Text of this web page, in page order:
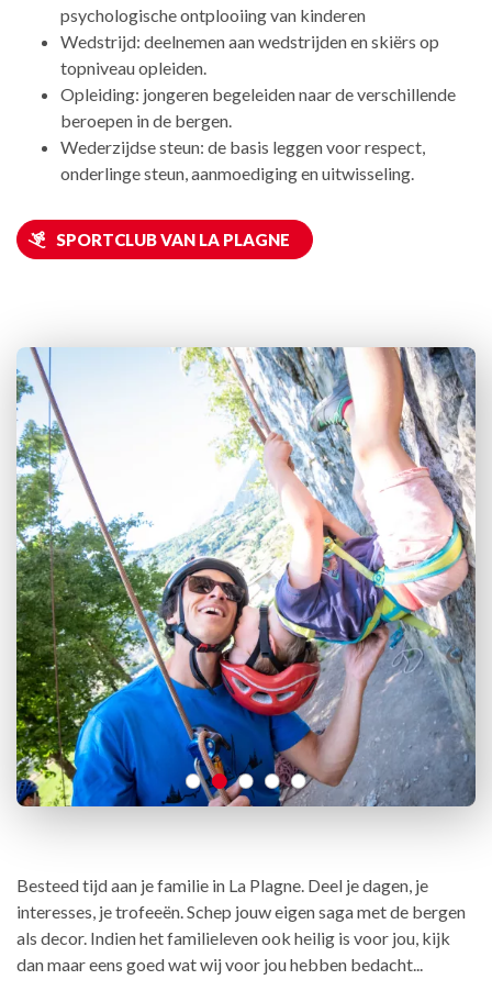
psychologische ontplooiing van kinderen
Wedstrijd: deelnemen aan wedstrijden en skiërs op
topniveau opleiden.
Opleiding: jongeren begeleiden naar de verschillende
beroepen in de bergen.
Wederzijdse steun: de basis leggen voor respect,
onderlinge steun, aanmoediging en uitwisseling.
SPORTCLUB VAN LA PLAGNE
Besteed tijd aan je familie in La Plagne. Deel je dagen, je
interesses, je trofeeën. Schep jouw eigen saga met de bergen
als decor. Indien het familieleven ook heilig is voor jou, kijk
dan maar eens goed wat wij voor jou hebben bedacht...